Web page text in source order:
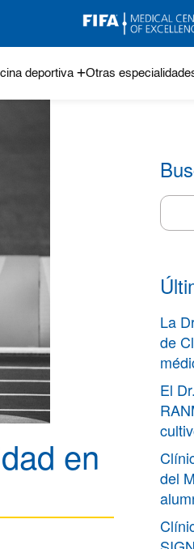
deportiva Otras
en
for:
La
de
El
del